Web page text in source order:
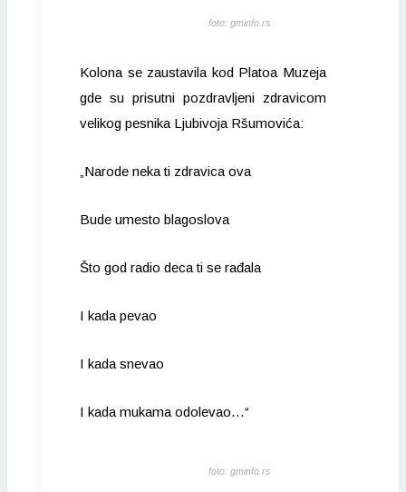
foto: gminfo.rs
Kolona se zaustavila kod Platoa Muzeja
gde su prisutni pozdravljeni zdravicom
velikog pesnika Ljubivoja Ršumovića:
„Narode neka ti zdravica ova
Bude umesto blagoslova
Što god radio deca ti se rađala
I kada pevao
I kada snevao
I kada mukama odolevao…“
foto: gminfo.rs